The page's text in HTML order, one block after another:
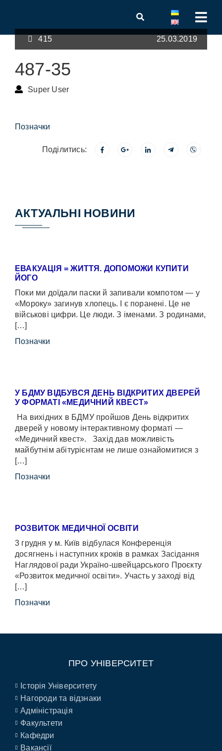
415 25.03.2019
487-35
Super User
Позначки
Поділитись:
АКТУАЛЬНІ НОВИНИ
ЕВАКУАЦІЯ = ЖИТТЯ. ДОПОМОЖИ КУПИТИ
ЙОГО
Поки ми доїдали паски й запивали компотом — у
«Мороку» загинув хлопець. І є поранені. Це не
військові цифри. Це люди. З іменами. З родинами,
[…]
Позначки
У БДМУ ВІДБУВСЯ ДЕНЬ ВІДКРИТИХ ДВЕРЕЙ
У ФОРМАТІ «МЕДИЧНИЙ КВЕСТ»
На вихідних в БДМУ пройшов День відкритих
дверей у новому інтерактивному форматі —
«Медичний квест». Захід дав можливість
майбутнім абітурієнтам не лише ознайомитися з
[…]
Позначки
РОЗВИТОК МЕДИЧНОЇ ОСВІТИ
3 грудня у м. Київ відбулася Конференція
досягнень і наступних кроків в рамках Засідання
Наглядової ради Україно-швейцарського Проєкту
«Розвиток медичної освіти». Участь у заході від
[…]
Позначки
ПРО УНІВЕРСИТЕТ
Історія Університету
Нагороди та відзнаки
Адміністрація
Факультети
Кафедри
Вакансії